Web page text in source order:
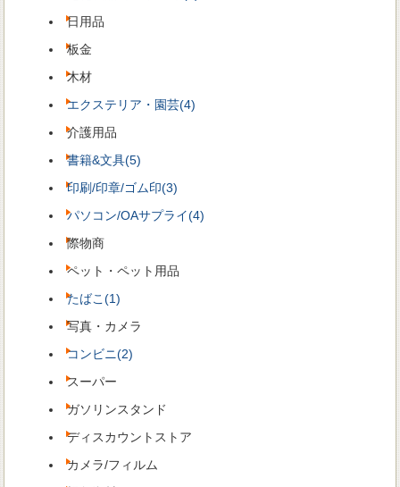
日用品
板金
木材
エクステリア・園芸(4)
介護用品
書籍&文具(5)
印刷/印章/ゴム印(3)
パソコン/OAサプライ(4)
際物商
ペット・ペット用品
たばこ(1)
写真・カメラ
コンビニ(2)
スーパー
ガソリンスタンド
ディスカウントストア
カメラ/フィルム